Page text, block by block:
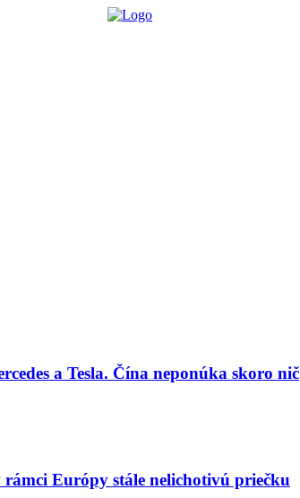
a Tesla. Čína neponúka skoro nič
Európy stále nelichotivú priečku